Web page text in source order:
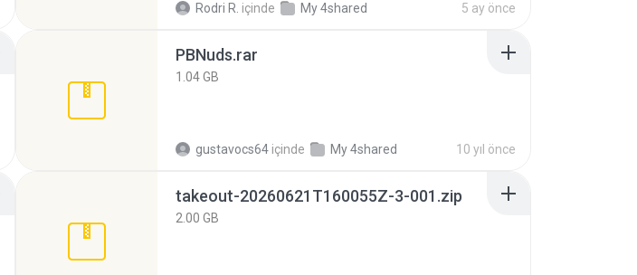
Rodri R. içinde My 4shared 5 ay önce
PBNuds.rar
1.04 GB
gustavocs64 içinde My 4shared 10 yıl önce
takeout-20260621T160055Z-3-001.zip
2.00 GB